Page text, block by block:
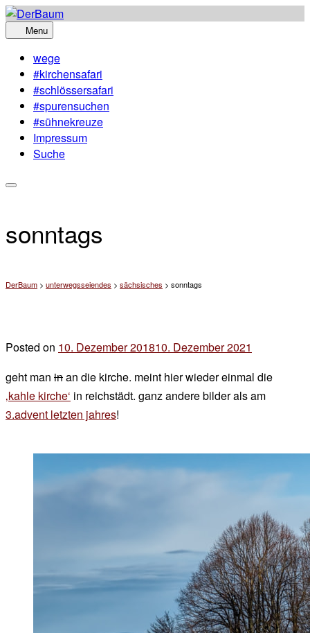
Skip
to
Menu
wege
#kirchensafari
#schlössersafari
#spurensuchen
#sühnekreuze
Impressum
Suche
sonntags
DerBaum > unterwegsseiendes > sächsisches > sonntags
Posted on 10. Dezember 201810. Dezember 2021
chef
geht man inan die kirche. meint hier wieder einmal die
‚kahle kirche‘ in reichstädt. ganz andere bilder als am
3.advent letzten jahres!